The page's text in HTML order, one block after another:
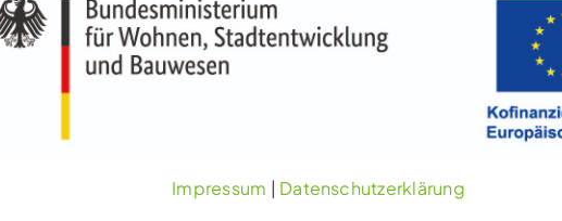
Impressum | Datenschutzerklärung